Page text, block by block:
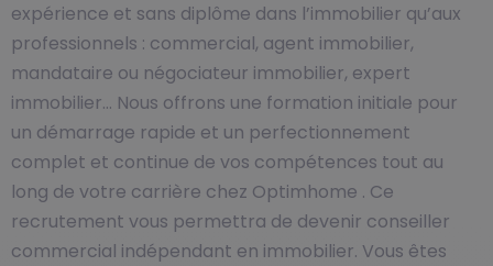
expérience et sans diplôme dans l’immobilier qu’aux
professionnels : commercial, agent immobilier,
mandataire ou négociateur immobilier, expert
immobilier… Nous offrons une formation initiale pour
un démarrage rapide et un perfectionnement
complet et continue de vos compétences tout au
long de votre carrière chez Optimhome . Ce
recrutement vous permettra de devenir conseiller
commercial indépendant en immobilier. Vous êtes